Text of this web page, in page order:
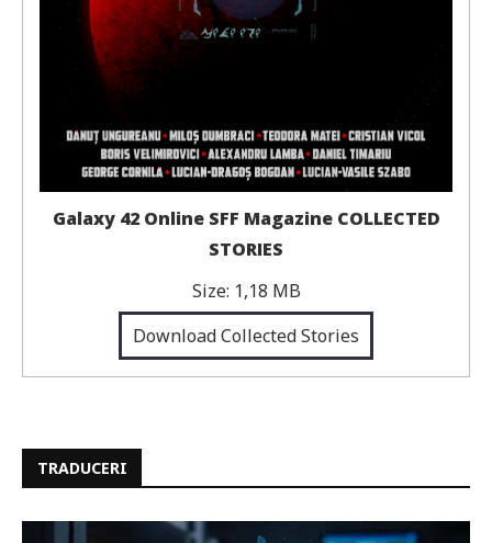
Galaxy 42 Online SFF Magazine COLLECTED
STORIES
Size: 1,18 MB
Download Collected Stories
TRADUCERI